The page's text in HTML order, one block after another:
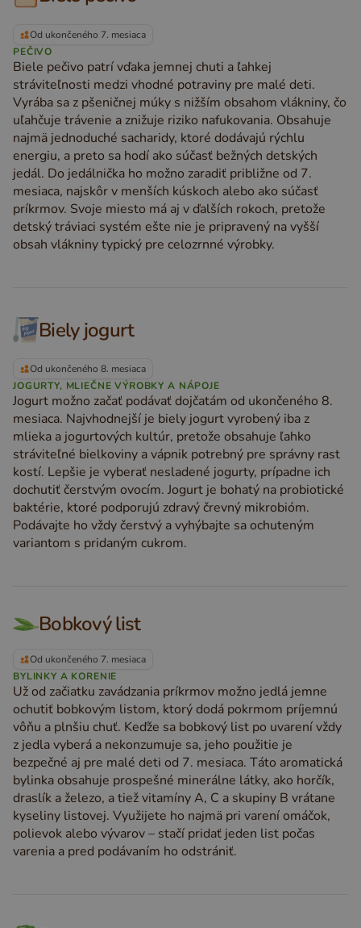
Od ukončeného 7. mesiaca
PEČIVO
Biele pečivo patrí vďaka jemnej chuti a ľahkej
stráviteľnosti medzi vhodné potraviny pre malé deti.
Vyrába sa z pšeničnej múky s nižším obsahom vlákniny, čo
uľahčuje trávenie a znižuje riziko nafukovania. Obsahuje
najmä jednoduché sacharidy, ktoré dodávajú rýchlu
energiu, a preto sa hodí ako súčasť bežných detských
jedál. Do jedálnička ho možno zaradiť približne od 7.
mesiaca, najskôr v menších kúskoch alebo ako súčasť
príkrmov. Svoje miesto má aj v ďalších rokoch, pretože
detský tráviaci systém ešte nie je pripravený na vyšší
obsah vlákniny typický pre celozrnné výrobky.
Biely jogurt
Od ukončeného 8. mesiaca
JOGURTY, MLIEČNE VÝROBKY A NÁPOJE
Jogurt možno začať podávať dojčatám od ukončeného 8.
mesiaca. Najvhodnejší je biely jogurt vyrobený iba z
mlieka a jogurtových kultúr, pretože obsahuje ľahko
stráviteľné bielkoviny a vápnik potrebný pre správny rast
kostí. Lepšie je vyberať nesladené jogurty, prípadne ich
dochutiť čerstvým ovocím. Jogurt je bohatý na probiotické
baktérie, ktoré podporujú zdravý črevný mikrobióm.
Podávajte ho vždy čerstvý a vyhýbajte sa ochuteným
variantom s pridaným cukrom.
Bobkový list
Od ukončeného 7. mesiaca
BYLINKY A KORENIE
Už od začiatku zavádzania príkrmov možno jedlá jemne
ochutiť bobkovým listom, ktorý dodá pokrmom príjemnú
vôňu a plnšiu chuť. Keďže sa bobkový list po uvarení vždy
z jedla vyberá a nekonzumuje sa, jeho použitie je
bezpečné aj pre malé deti od 7. mesiaca. Táto aromatická
bylinka obsahuje prospešné minerálne látky, ako horčík,
draslík a železo, a tiež vitamíny A, C a skupiny B vrátane
kyseliny listovej. Využijete ho najmä pri varení omáčok,
polievok alebo vývarov – stačí pridať jeden list počas
varenia a pred podávaním ho odstrániť.